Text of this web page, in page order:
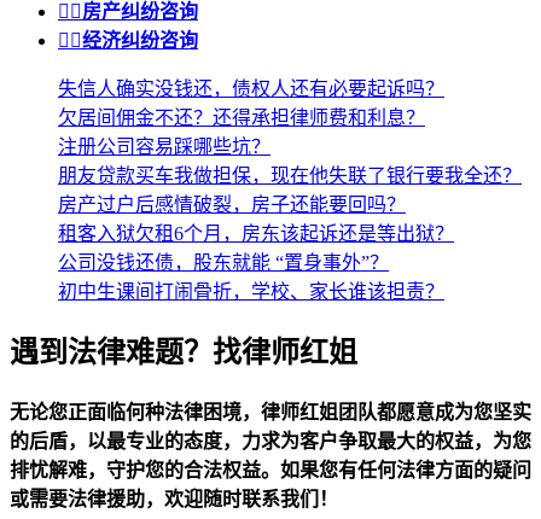
 房产纠纷咨询
 经济纠纷咨询
失信人确实没钱还，债权人还有必要起诉吗？
欠居间佣金不还？还得承担律师费和利息？
注册公司容易踩哪些坑？
朋友贷款买车我做担保，现在他失联了银行要我全还？
房产过户后感情破裂，房子还能要回吗？
租客入狱欠租6个月，房东该起诉还是等出狱？
公司没钱还债，股东就能 “置身事外”？
初中生课间打闹骨折，学校、家长谁该担责？
遇到法律难题？找律师红姐
无论您正面临何种法律困境，律师红姐团队都愿意成为您坚实
的后盾，以最专业的态度，力求为客户争取最大的权益，为您
排忧解难，守护您的合法权益。如果您有任何法律方面的疑问
或需要法律援助，欢迎随时联系我们！